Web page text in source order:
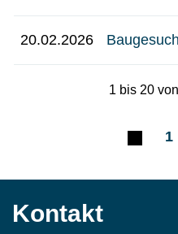
20.02.2026
1 bis 20
1
Kontakt